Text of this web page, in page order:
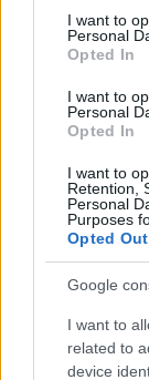
consent section.
I want to
Personal
Opted In
I want to
Personal
Opted In
I want to
Retention,
Personal
Purposes
Opted Out
Google
I want to
related to
device